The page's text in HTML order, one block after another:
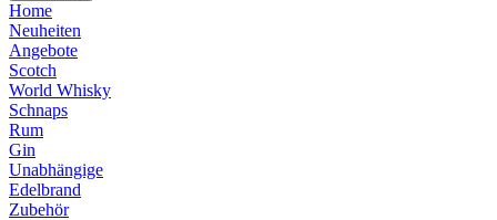
Home
Neuheiten
Angebote
Scotch
World Whisky
Schnaps
Rum
Gin
Unabhängige
Edelbrand
Zubehör